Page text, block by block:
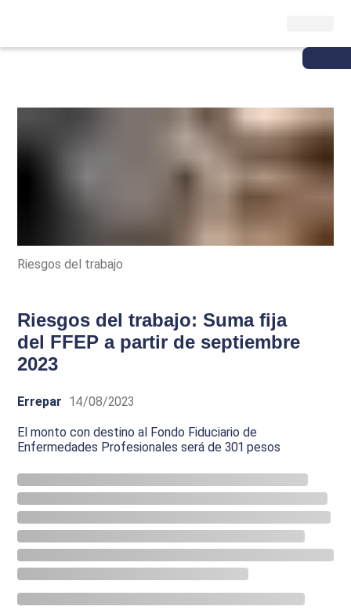
Riesgos del trabajo
Riesgos del trabajo: Suma fija
del FFEP a partir de septiembre
2023
Errepar 14/08/2023
El monto con destino al Fondo Fiduciario de
Enfermedades Profesionales será de 301 pesos